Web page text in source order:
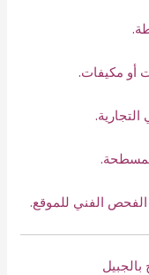
أو مكيفات.
الفني للموقع.